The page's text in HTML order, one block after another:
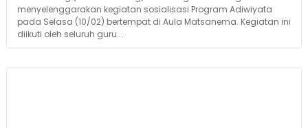
menyelenggarakan kegiatan sosialisasi Program Adiwiyata
pada Selasa (10/02) bertempat di Aula Matsanema. Kegiatan ini
diikuti oleh seluruh guru...